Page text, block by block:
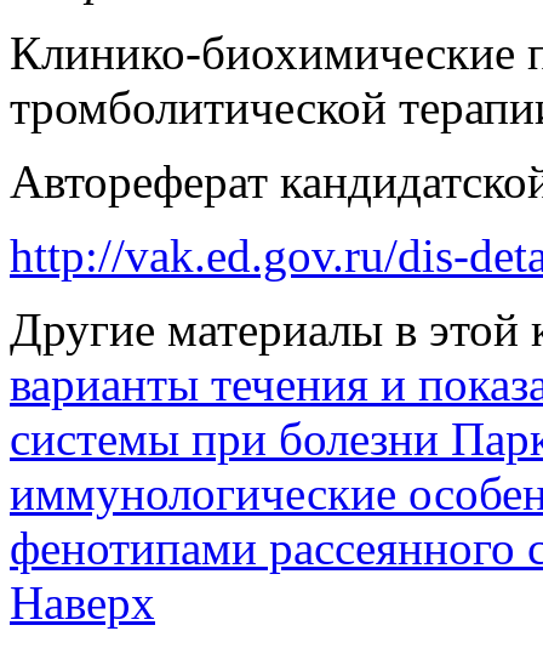
Клинико-биохимические
тромболитической
Автореферат
http://vak.ed.gov.ru/dis-
Другие материалы в этой
варианты течения и
системы при болезни
иммунологические
фенотипами рассеянного
Наверх